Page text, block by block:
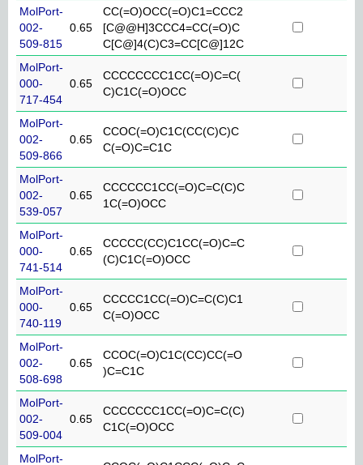
MolPort-
002-
509-815
0.65
CC(=O)OCC(=O)C1=CCC2
[C@@H]3CCC4=CC(=O)C
C[C@]4(C)C3=CC[C@]12C
MolPort-
000-
717-454
0.65
CCCCCCCC1CC(=O)C=C(
C)C1C(=O)OCC
MolPort-
002-
509-866
0.65
CCOC(=O)C1C(CC(C)C)C
C(=O)C=C1C
MolPort-
002-
539-057
0.65
CCCCCC1CC(=O)C=C(C)C
1C(=O)OCC
MolPort-
000-
741-514
0.65
CCCCC(CC)C1CC(=O)C=C
(C)C1C(=O)OCC
MolPort-
000-
740-119
0.65
CCCCC1CC(=O)C=C(C)C1
C(=O)OCC
MolPort-
002-
508-698
0.65
CCOC(=O)C1C(CC)CC(=O
)C=C1C
MolPort-
002-
509-004
0.65
CCCCCCC1CC(=O)C=C(C)
C1C(=O)OCC
MolPort-